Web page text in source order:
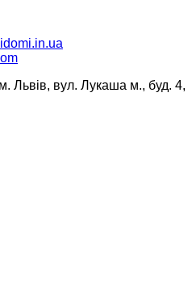
Львів, вул. Лукаша м., буд. 4,